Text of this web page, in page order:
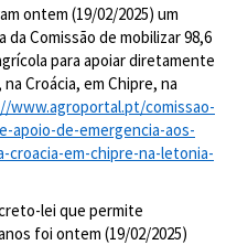
ontem (19/02/2025) um
Comissão de mobilizar 98,6
para apoiar diretamente
Croácia, em Chipre, na
www.agroportal.pt/comissao-
apoio-de-emergencia-aos-
croacia-em-chipre-na-letonia-
lei que permite
foi ontem (19/02/2025)